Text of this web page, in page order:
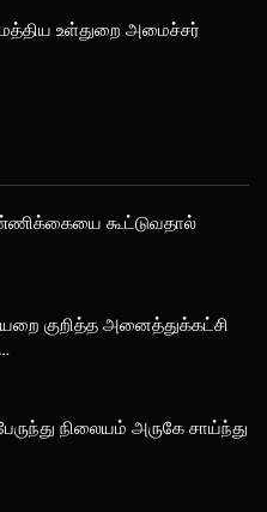
உள்துறை அமைச்சர்
கூட்டுவதால்
குறித்த அனைத்துக்கட்சி
நிலையம் அருகே சாய்ந்து